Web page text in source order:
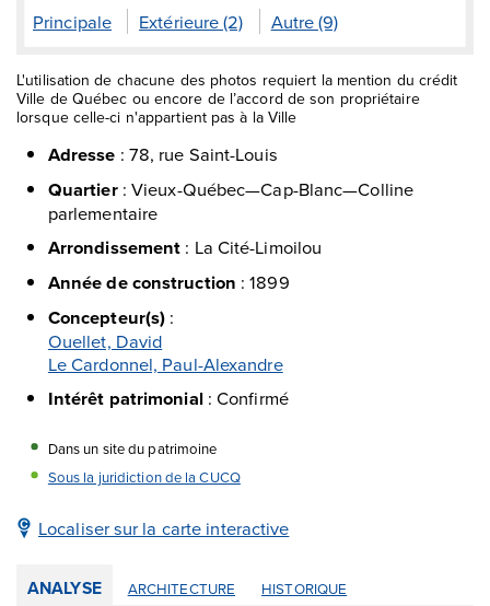
Principale Extérieure (2) Autre (9)
L'utilisation de chacune des photos requiert la mention du crédit
Ville de Québec ou encore de l’accord de son propriétaire
lorsque celle-ci n'appartient pas à la Ville
Adresse : 78, rue Saint-Louis
Quartier: Vieux-Québec—Cap-Blanc—Colline
parlementaire
Arrondissement : La Cité-Limoilou
Année de construction :1899
Concepteur(s) :
Ouellet, David
Le Cardonnel, Paul-Alexandre
Intérêt patrimonial:Confirmé
Dans un site du patrimoine
Sous la juridiction de la CUCQ
Localiser sur la carte interactive
ANALYSE ARCHITECTURE HISTORIQUE